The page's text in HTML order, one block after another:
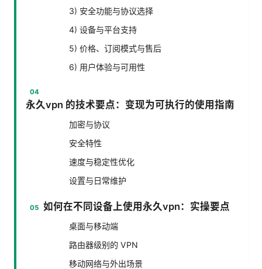
3) 安全功能与协议选择
4) 设备与平台支持
5) 价格、订阅模式与售后
6) 用户体验与可用性
永久vpn 的技术要点：变现为可执行的使用指南
加密与协议
安全特性
速度与稳定性优化
设置与日常维护
如何在不同设备上使用永久vpn：实操要点
桌面与移动端
路由器级别的 VPN
移动网络与外出场景